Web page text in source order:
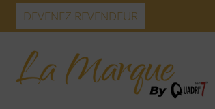
Skip DEVENEZ REVENDEUR